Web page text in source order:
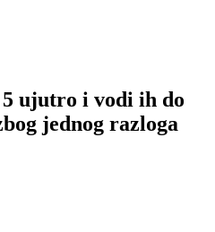
ujutro i vodi ih do
jednog razloga